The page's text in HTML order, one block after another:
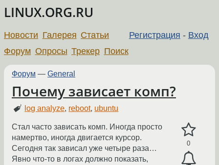
LINUX.ORG.RU
Регистрация - Вход
Новости Галерея Статьи
Форум Опросы Трекер Поиск
Форум — General
Почему зависает комп?
log analyze, reboot, ubuntu
0
Стал часто зависать комп. Иногда просто
намертво, иногда двигается курсор.
Сегодня так зависал уже четыре раза…
Явно что-то в логах должно показать,